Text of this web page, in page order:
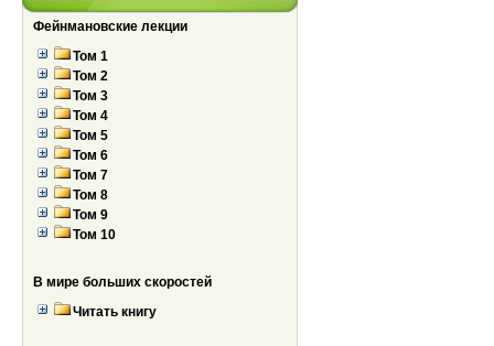
Фейнмановские лекции
Том 1
Том 2
Том 3
Том 4
Том 5
Том 6
Том 7
Том 8
Том 9
Том 10
В мире больших скоростей
Читать книгу